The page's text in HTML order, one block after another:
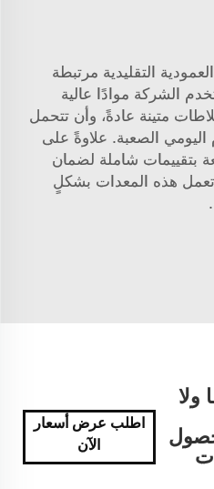
التقليدية مرتبطة
الشركة موادًا عالية
متينة عادةً، وأن تتحمل
الصعبة. علاوةً على
بتقييمات شاملة لضمان
تعمل هذه المعدات بشكلٍ
اطلب عرض أسعار
الآن